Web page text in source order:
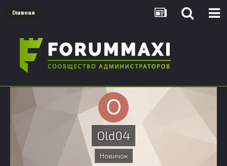
Главная
Old04
Новичок